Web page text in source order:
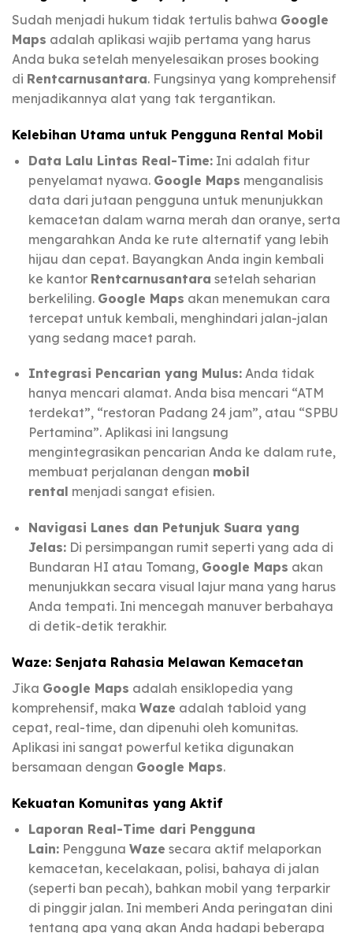
Sudah menjadi hukum tidak tertulis bahwa Google
Maps adalah aplikasi wajib pertama yang harus
Anda buka setelah menyelesaikan proses booking
di Rentcarnusantara. Fungsinya yang komprehensif
menjadikannya alat yang tak tergantikan.
Kelebihan Utama untuk Pengguna Rental Mobil
Data Lalu Lintas Real-Time:Ini adalah fitur
penyelamat nyawa. Google Maps menganalisis
data dari jutaan pengguna untuk menunjukkan
kemacetan dalam warna merah dan oranye, serta
mengarahkan Anda ke rute alternatif yang lebih
hijau dan cepat. Bayangkan Anda ingin kembali
ke kantor Rentcarnusantara setelah seharian
berkeliling. Google Maps akan menemukan cara
tercepat untuk kembali, menghindari jalan-jalan
yang sedang macet parah.
Integrasi Pencarian yang Mulus:Anda tidak
hanya mencari alamat. Anda bisa mencari “ATM
terdekat”, “restoran Padang 24 jam”, atau “SPBU
Pertamina”. Aplikasi ini langsung
mengintegrasikan pencarian Anda ke dalam rute,
membuat perjalanan dengan mobil
rental menjadi sangat efisien.
Navigasi Lanes dan Petunjuk Suara yang
Jelas:Di persimpangan rumit seperti yang ada di
Bundaran HI atau Tomang, Google Maps akan
menunjukkan secara visual lajur mana yang harus
Anda tempati. Ini mencegah manuver berbahaya
di detik-detik terakhir.
Waze: Senjata Rahasia Melawan Kemacetan
Jika Google Maps adalah ensiklopedia yang
komprehensif, maka Waze adalah tabloid yang
cepat, real-time, dan dipenuhi oleh komunitas.
Aplikasi ini sangat powerful ketika digunakan
bersamaan dengan Google Maps.
Kekuatan Komunitas yang Aktif
Laporan Real-Time dari Pengguna
Lain:Pengguna Waze secara aktif melaporkan
kemacetan, kecelakaan, polisi, bahaya di jalan
(seperti ban pecah), bahkan mobil yang terparkir
di pinggir jalan. Ini memberi Anda peringatan dini
tentang apa yang akan Anda hadapi beberapa